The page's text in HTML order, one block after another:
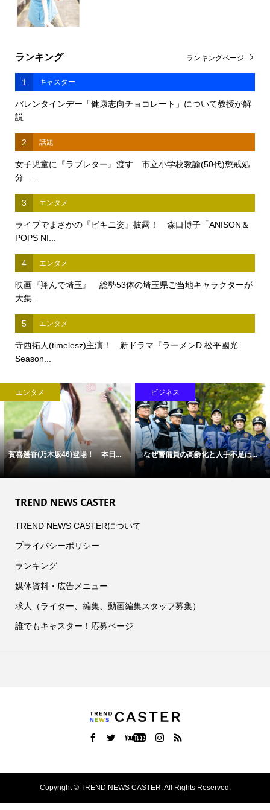
ランキング
1 キャスター
バレンタインデー「健康志向チョコレート」について教授が解
説
2 話題
女子児童に『ラブレター』渡す 市立小学校教諭(50代)懲戒処
分 ...
3 エンタメ
ライブでまさかの『ビキニ姿』披露！ 森口博子「ANISON＆
POPS NI...
4 エンタメ
映画『翔んで埼玉』 総勢53体の埼玉県ご当地キャラクターが
大集...
5 エンタメ
寺西拓人(timelesz)主演！ 新ドラマ『ラーメンD 松平國光
Season...
ランキングページ
エンタメ
賀喜遥香(乃木坂46)登場！ 本日...
ビジネス
なぜ警備員の高齢化と人手不足は...
TREND NEWS CASTER
TREND NEWS CASTERについて
プライバシーポリシー
ランキング
媒体資料・広告メニュー
求人（ライター、編集、動画編集スタッフ募集）
誰でもキャスター！応募ページ
Copyright ©TREND NEWS CASTER. All Rights Reserved.